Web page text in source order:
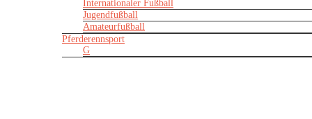
Internationaler Fußball
Jugendfußball
Amateurfußball
Pferderennsport
G